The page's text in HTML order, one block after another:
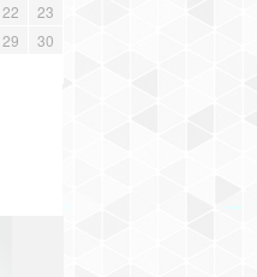
22
23
29
30